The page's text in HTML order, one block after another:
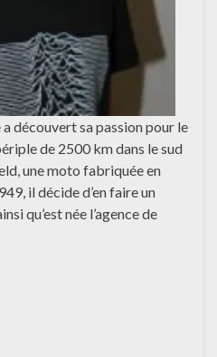
a découvert sa passion pour le
de 2500 km dans le sud
une moto fabriquée en
il décide d’en faire un
qu’est née l’agence de